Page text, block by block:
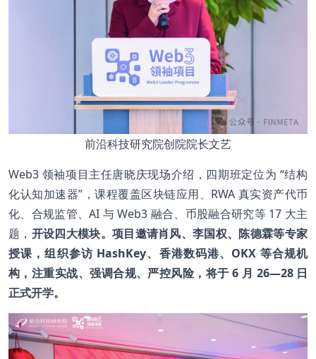
前沿科技研究院创院院长文艺
Web3 领袖项目主任唐晓庆现场介绍，四期班定位为 “结构
化认知加速器”，课程覆盖区块链应用、RWA 真实资产代币
化、合规监管、AI 与 Web3 融合、币股融合研究等 17 大主
题， 开设四大模块。项目邀请肖风、李国权、陈德霖等专家
授课，组织参访 HashKey、香港数码港、OKX 等合规机
构，注重实战、强调合规、严控风险，将于 6 月 26—28 日
正式开学。